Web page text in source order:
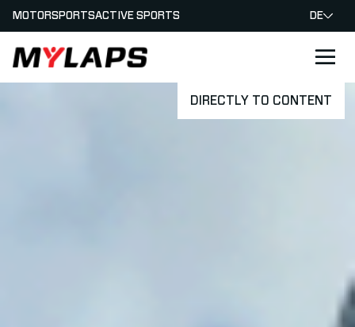
DIRECTLY TO CONTENT
LOGO MYLAPS - GERMAN
MOTORSPORTSACTIVE SPORTS DE